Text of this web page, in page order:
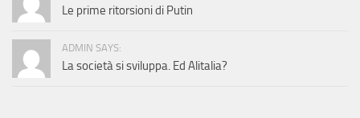
Le prime ritorsioni di Putin
ADMIN SAYS:
La società si sviluppa. Ed Alitalia?